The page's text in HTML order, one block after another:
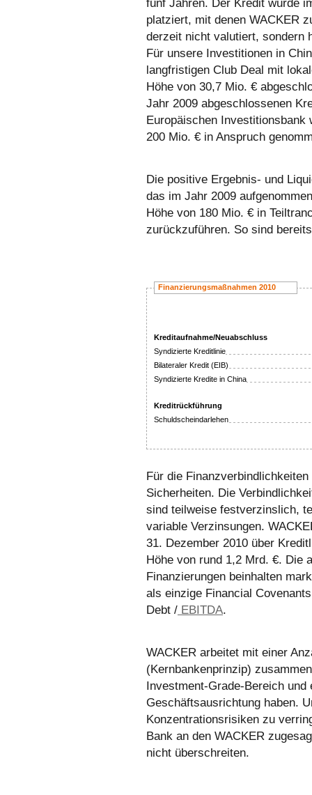
fünf Jahren. Der Kredit wurde
platziert, mit denen WACKER
derzeit nicht valutiert, sondern
Für unsere Investitionen in
langfristigen Club Deal mit
Höhe von 30,7 Mio. €
Jahr 2009 abgeschlossenen
Europäischen Investitionsbank
200 Mio. € in Anspruch
Die positive Ergebnis- und
das im Jahr 2009
Höhe von 180 Mio. € in
zurückzuführen. So sind
Finanzierungsmaßnahmen 2010
Kreditaufnahme/Neuabschluss
Syndizierte Kreditlinie
Bilateraler Kredit (EIB)
Syndizierte Kredite in China
Kreditrückführung
Schuldscheindarlehen
Für die
Sicherheiten. Die
sind teilweise festverzinslich,
variable Verzinsungen.
31. Dezember 2010 über
Höhe von rund 1,2 Mrd. €. Die
Finanzierungen beinhalten
als einzige Financial
Debt / EBITDA.
WACKER arbeitet mit einer
(Kernbankenprinzip)
Investment-Grade-Bereich und
Geschäftsausrichtung haben.
Konzentrationsrisiken zu
Bank an den WACKER
nicht überschreiten.